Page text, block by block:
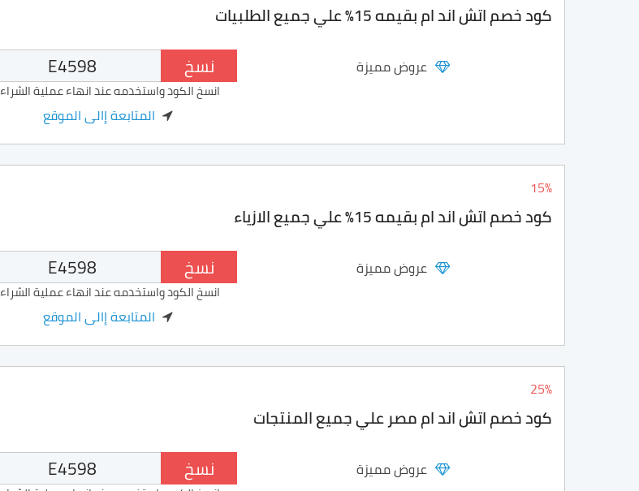
كود خصم اتش اند ام بقيمه 15% علي جميع الطلبيات
عروض مميزة نسخ
انسخ الكود واستخدمه عند انهاء عملية الشراء
المتابعة إالى الموقع
15%
كود خصم اتش اند ام بقيمه 15% علي جميع الازياء
عروض مميزة نسخ
انسخ الكود واستخدمه عند انهاء عملية الشراء
المتابعة إالى الموقع
25%
كود خصم اتش اند ام مصر علي جميع المنتجات
عروض مميزة نسخ